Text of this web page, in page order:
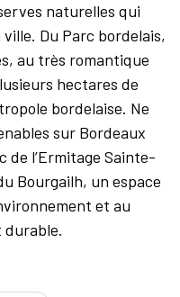
naturelles qui
Du Parc bordelais,
au très romantique
hectares de
bordelaise. Ne
sur Bordeaux
de l’Ermitage Sainte-
Bourgailh, un espace
et au
durable.